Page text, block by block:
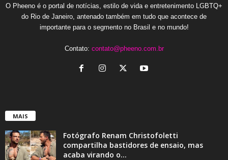
O Pheeno é o portal de notícias, estilo de vida e entretenimento LGBTQ+
do Rio de Janeiro, antenado também em tudo que acontece de
importante para o segmento no Brasil e no mundo!
Contato: contato@pheeno.com.br
MAIS
Fotógrafo Renam Christofoletti
compartilha bastidores de ensaio, mas
acaba virando o...